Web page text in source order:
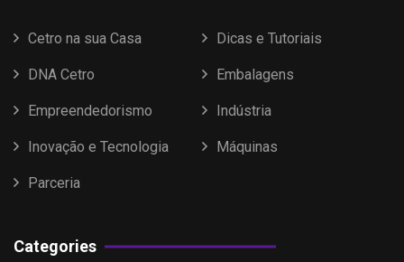
Cetro na sua Casa Dicas e Tutoriais
DNA Cetro Embalagens
Empreendedorismo Indústria
Inovação e Tecnologia Máquinas
Parceria
Categories